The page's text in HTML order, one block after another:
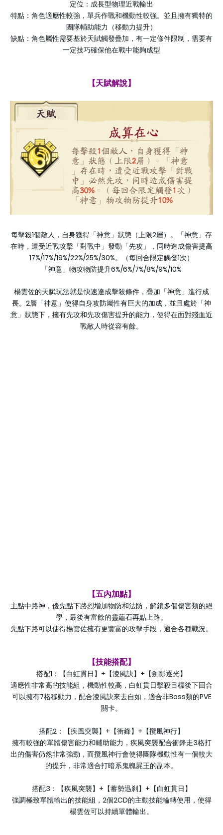
定位：成長型物理近戰輸出
特點：角色適應性較強，單兵作戰和機動性較強。並且擁有獨特的
團隊輔助能力（移動力提升）
缺點：角色屬性需要基於天賦觸發疊加，有一定條件限制，需要有
一定技巧確保他在戰中能夠成型
【天賦解說】
每擊殺1個敵人，自身獲得「神意」狀態（上限2層）。「神意」存
在時，遭受近戰攻擊「對戰中」發動「先攻」，同時造成傷害提高
17%/17%/19%/22%/25%/30%。（每回合限定觸發1次）
「神意」物攻物防提升6%/6%/7%/8%/9%/10%
楊雲佐的天賦玩法就是快速達成擊殺條件，疊加「神意」進行成
長。 2層「神意」使得自身攻防屬性有巨大的加成，並且處於「神
意」狀態下，擁有先攻和先攻傷害提升的能力，使得在面對殘血近
戰敵人時從容有餘。
【五內加點】
主點中路神，優先點下路烈增加物防和法防，解鎖多個傷害類的絕
學，最後有富餘的靈蘊石再點上路。
先點下路可以使得楊雲佐擁有更豐富的攻擊手段，適合各種戰況。
【技能搭配】
搭配1 ：【白虹貫日】 + 【淩風訣】 + 【劍影逐光】
適應性非常高的技能組，機動性較高，白虹貫日擊殺目標後下回合
可以擁有7格移動力，配合淩風訣來去自如，適合非Boss類的PVE
關卡。
搭配2 ：【疾風突襲】 + 【衝鋒】 + 【攬風神行】
擁有較強的單體傷害能力和輔助能力，疾風突襲配合衝鋒走3格打
出的傷害仍然非常強勁，而攬風神行會使得團隊機動性有一個較大
的提升，非常適合打暗系鬼魄屍王的副本。
搭配3 ：【疾風突襲】 + 【蓄勢迅刹】 + 【白虹貫日】
強調極致單體輸出的技能組， 2個2CD的主動技能輪轉使用，使得
楊雲佐可以持續單體輸出。